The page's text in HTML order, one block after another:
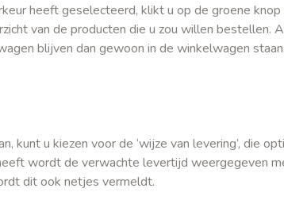
heeft geselecteerd, klikt u op de groene
van de producten die u zou willen bestellen.
blijven dan gewoon in de winkelwagen
u kiezen voor de ‘wijze van levering’, die
wordt de verwachte levertijd weergegeven
dit ook netjes vermeldt.